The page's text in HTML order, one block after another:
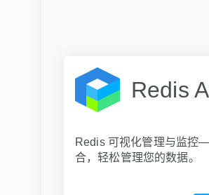
Redis
Redis 可视化管理与监控
合，轻松管理您的数据。